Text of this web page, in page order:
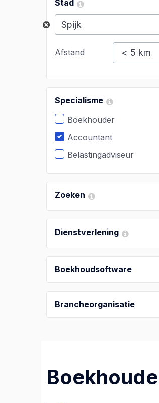
Stad
Afstand
Specialisme
Boekhouder
Accountant
Belastingadviseur
Zoeken
Dienstverlening
Boekhoudsoftware
Brancheorganisatie